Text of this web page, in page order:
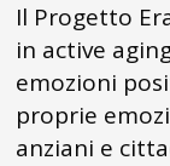
Il Progetto
in active
emozioni
proprie
anziani e